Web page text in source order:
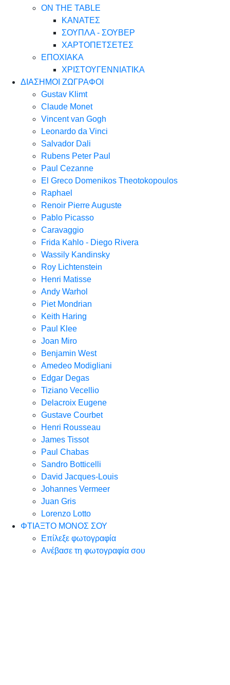
ON THE TABLE
ΚΑΝΑΤΕΣ
ΣΟΥΠΛΑ - ΣΟΥΒΕΡ
ΧΑΡΤΟΠΕΤΣΕΤΕΣ
ΕΠΟΧΙΑΚΑ
ΧΡΙΣΤΟΥΓΕΝΝΙΑΤΙΚΑ
ΔΙΑΣΗΜΟΙ ΖΩΓΡΑΦΟΙ
Gustav Klimt
Claude Monet
Vincent van Gogh
Leonardo da Vinci
Salvador Dali
Rubens Peter Paul
Paul Cezanne
El Greco Domenikos Theotokopoulos
Raphael
Renoir Pierre Auguste
Pablo Picasso
Caravaggio
Frida Kahlo - Diego Rivera
Wassily Kandinsky
Roy Lichtenstein
Henri Matisse
Andy Warhol
Piet Mondrian
Keith Haring
Paul Klee
Joan Miro
Benjamin West
Amedeo Modigliani
Edgar Degas
Tiziano Vecellio
Delacroix Eugene
Gustave Courbet
Henri Rousseau
James Tissot
Paul Chabas
Sandro Botticelli
David Jacques-Louis
Johannes Vermeer
Juan Gris
Lorenzo Lotto
ΦΤΙΑΞΤΟ ΜΟΝΟΣ ΣΟΥ
Επίλεξε φωτογραφία
Ανέβασε τη φωτογραφία σου